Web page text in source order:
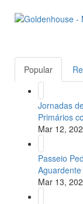
Popular
Jornadas
Primários
Mar 12,
Passeio
Mar 13,